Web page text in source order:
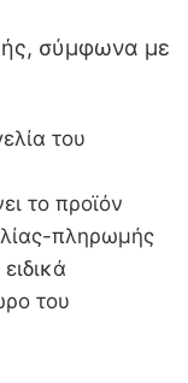
σύμφωνα με
του
το προϊόν
πληρωμής
του